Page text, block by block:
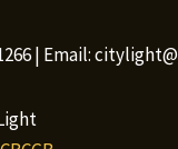
| Email: